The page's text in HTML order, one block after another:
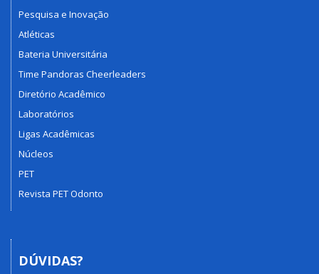
Pesquisa e Inovação
Atléticas
Bateria Universitária
Time Pandoras Cheerleaders
Diretório Acadêmico
Laboratórios
Ligas Acadêmicas
Núcleos
PET
Revista PET Odonto
DÚVIDAS?